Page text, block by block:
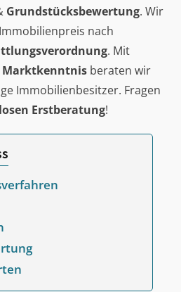
Grundstücksbewertung. Wir
nach
. Mit
Marktkenntnis beraten wir
Immobilienbesitzer. Fragen
Erstberatung!